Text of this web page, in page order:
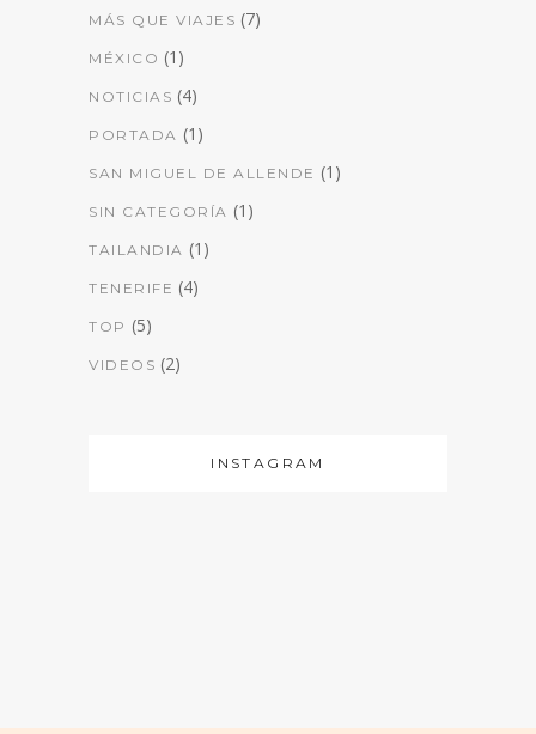
MÁS QUE VIAJES (7)
MÉXICO (1)
NOTICIAS (4)
PORTADA (1)
SAN MIGUEL DE ALLENDE (1)
SIN CATEGORÍA (1)
TAILANDIA (1)
TENERIFE (4)
TOP (5)
VIDEOS (2)
INSTAGRAM